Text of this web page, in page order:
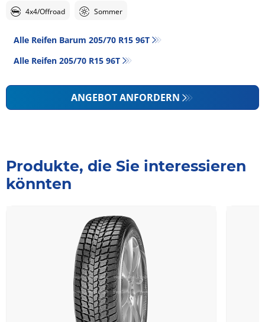
4x4/Offroad Sommer
Alle Reifen Barum 205/70 R15 96T
Alle Reifen‎ 205/70 R15 96T
ANGEBOT ANFORDERN
Produkte, die Sie interessieren
könnten